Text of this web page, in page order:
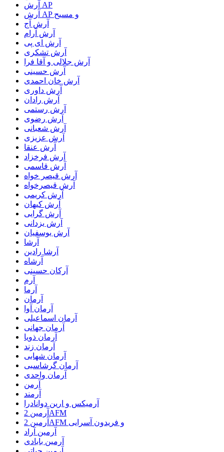
آرش AP
آرش AP و مسیح
آرش آج
آرش آرام
آرش ای پی
آرش تشکری
آرش جلالی و آقا فرا
آرش حسینی
آرش خان احمدی
آرش داوری
آرش رادان
آرش رستمى
آرش رضوی
آرش شعبانی
آرش عزیزی
آرش عنقا
آرش فرخزاد
آرش قاسمی
آرش قیصر خواه
آرش قیصرخواه
آرش کریمی
آرش کیهان
آرش گرایی
آرش یزدانی
آرش یوسفیان
آرشا
آرشا رادین
آرشاه
آرکان حسینی
آرم
آرما
آرمان
آرمان آوا
آرمان اسماعیلی
آرمان جهانی
آرمان ذویا
آرمان زند
آرمان شهابی
آرمان گرشاسبی
آرمان واحدی
آرمن
آرمند
آرمیکس و ارین دوانادرا
آرمین 2AFM
آرمین 2AFM و فریدون آسرایی
آرمین آراد
آرمین بابادی